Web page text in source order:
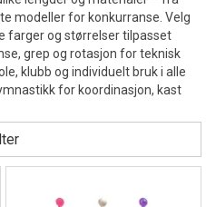
modeller for konkurranse. Velg
farger og størrelser tilpasset
grep og rotasjon for teknisk
klubb og individuelt bruk i alle
for koordinasjon, kast